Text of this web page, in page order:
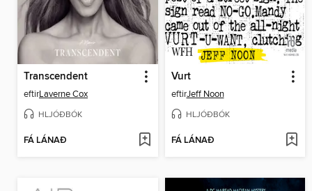
Transcendent
eftirLaverne Cox
HLJÓÐBÓK
FÁ LÁNAÐ
Vurt
eftirJeff Noon
HLJÓÐBÓK
FÁ LÁNAÐ